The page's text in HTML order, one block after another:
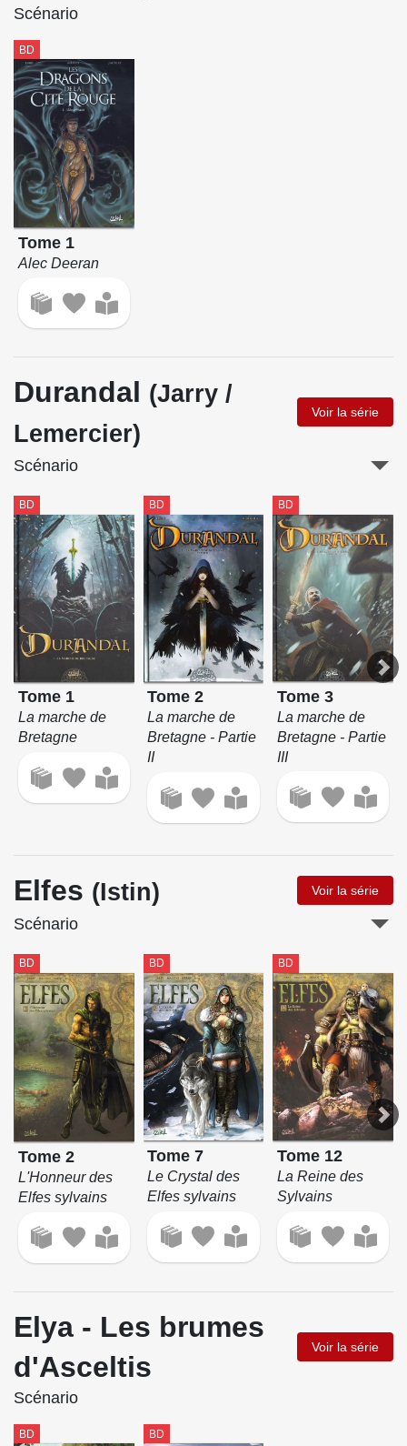
Scénario
BD
Tome 1
Alec Deeran
Durandal (Jarry /
Lemercier)
Voir la série
Scénario
BD
Tome 1
La marche de
Bretagne
BD
Tome 2
La marche de
Bretagne - Partie
II
BD
Tome 3
La marche de
Bretagne - Partie
III
Elfes (Istin) Voir la série
Scénario
BD
Tome 2
L'Honneur des
Elfes sylvains
BD
Tome 7
Le Crystal des
Elfes sylvains
BD
Tome 12
La Reine des
Sylvains
Elya - Les brumes
d'Asceltis
Voir la série
Scénario
BD BD